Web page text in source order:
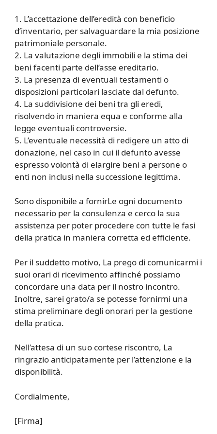
1. L’accettazione dell’eredità con beneficio
d’inventario, per salvaguardare la mia posizione
patrimoniale personale.
2. La valutazione degli immobili e la stima dei
beni facenti parte dell’asse ereditario.
3. La presenza di eventuali testamenti o
disposizioni particolari lasciate dal defunto.
4. La suddivisione dei beni tra gli eredi,
risolvendo in maniera equa e conforme alla
legge eventuali controversie.
5. L’eventuale necessità di redigere un atto di
donazione, nel caso in cui il defunto avesse
espresso volontà di elargire beni a persone o
enti non inclusi nella successione legittima.
Sono disponibile a fornirLe ogni documento
necessario per la consulenza e cerco la sua
assistenza per poter procedere con tutte le fasi
della pratica in maniera corretta ed efficiente.
Per il suddetto motivo, La prego di comunicarmi i
suoi orari di ricevimento affinché possiamo
concordare una data per il nostro incontro.
Inoltre, sarei grato/a se potesse fornirmi una
stima preliminare degli onorari per la gestione
della pratica.
Nell’attesa di un suo cortese riscontro, La
ringrazio anticipatamente per l’attenzione e la
disponibilità.
Cordialmente,
[Firma]